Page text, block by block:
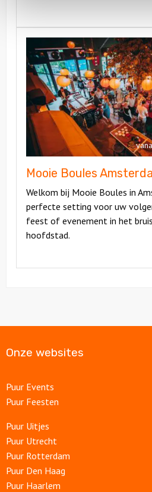
Mooie Boules
Welkom bij Mooie Boules in
perfecte setting voor uw
feest of evenement in het
hoofdstad.
Mooie
Boules
Amsterdam
Onze websites
Puur Events
Puur Feesten
Puur Uitjes
Puur Utrecht
Puur Rotterdam
Puur Den Haag
Puur Haarlem